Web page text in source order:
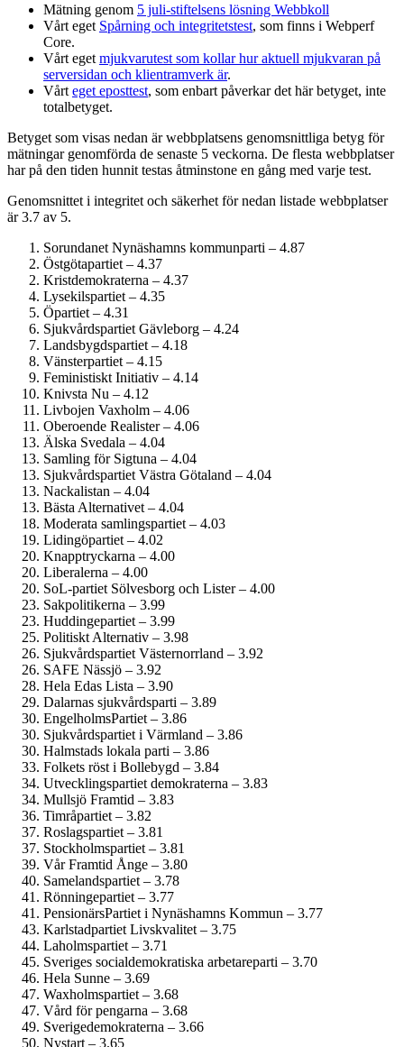
Mätning genom 5 juli-stiftelsens lösning Webbkoll
Vårt eget Spårning och integritetstest, som finns i Webperf
Core.
Vårt eget mjukvarutest som kollar hur aktuell mjukvaran på
serversidan och klient­ramverk är.
Vårt eget eposttest, som enbart påverkar det här betyget, inte
totalbetyget.
Betyget som visas nedan är webbplatsens genomsnittliga betyg för
mätningar genomförda de senaste 5 veckorna. De flesta webbplatser
har på den tiden hunnit testas åtminstone en gång med varje test.
Genomsnittet i integritet och säkerhet för nedan listade webbplatser
är 3.7 av 5.
Sorundanet Nynäshamns kommunparti – 4.87
Östgötapartiet – 4.37
Kristdemokraterna – 4.37
Lysekilspartiet – 4.35
Öpartiet – 4.31
Sjukvårds­partiet Gävleborg – 4.24
Landsbygdspartiet – 4.18
Vänsterpartiet – 4.15
Feministiskt Initiativ – 4.14
Knivsta Nu – 4.12
Livbojen Vaxholm – 4.06
Oberoende Realister – 4.06
Älska Svedala – 4.04
Samling för Sigtuna – 4.04
Sjukvårdspartiet Västra Götaland – 4.04
Nackalistan – 4.04
Bästa Alternativet – 4.04
Moderata samlingspartiet – 4.03
Lidingöpartiet – 4.02
Knapptryckarna – 4.00
Liberalerna – 4.00
SoL-partiet Sölvesborg och Lister – 4.00
Sakpolitikerna – 3.99
Huddingepartiet – 3.99
Politiskt Alternativ – 3.98
Sjukvårdspartiet Västernorrland – 3.92
SAFE Nässjö – 3.92
Hela Edas Lista – 3.90
Dalarnas sjukvårdsparti – 3.89
EngelholmsPartiet – 3.86
Sjukvårdspartiet i Värmland – 3.86
Halmstads lokala parti – 3.86
Folkets röst i Bollebygd – 3.84
Utvecklingspartiet demokraterna – 3.83
Mullsjö Framtid – 3.83
Timråpartiet – 3.82
Roslagspartiet – 3.81
Stockholmspartiet – 3.81
Vår Framtid Ånge – 3.80
Samelandspartiet – 3.78
Rönningepartiet – 3.77
PensionärsPartiet i Nynäshamns Kommun – 3.77
Karlstadpartiet Livskvalitet – 3.75
Laholmspartiet – 3.71
Sveriges social­demokratiska arbetareparti – 3.70
Hela Sunne – 3.69
Waxholmspartiet – 3.68
Vård för pengarna – 3.68
Sverige­demokraterna – 3.66
Nystart – 3.65